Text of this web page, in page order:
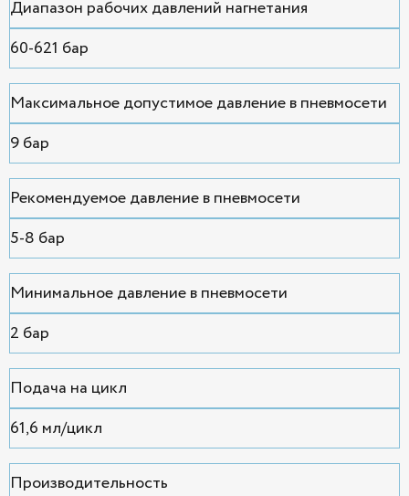
Диапазон рабочих давлений нагнетания
60-621 бар
Максимальное допустимое давление в пневмосети
9 бар
Рекомендуемое давление в пневмосети
5-8 бар
Минимальное давление в пневмосети
2 бар
Подача на цикл
61,6 мл/цикл
Производительность